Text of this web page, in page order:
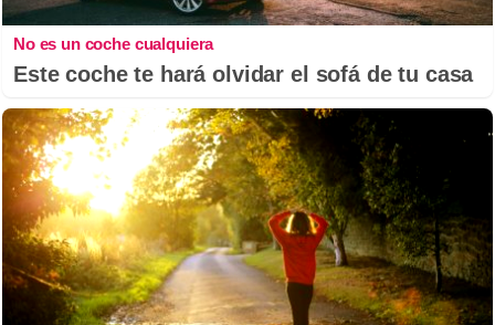
No es un coche cualquiera
Este coche te hará olvidar el sofá de tu casa